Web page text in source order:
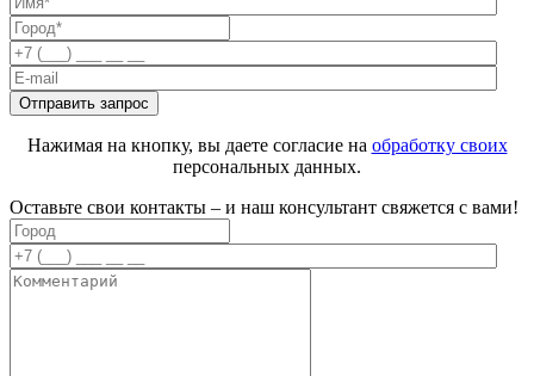
Нажимая на кнопку, вы даете согласие на обработку своих
персональных данных.
Оставьте свои контакты – и наш консультант свяжется с вами!